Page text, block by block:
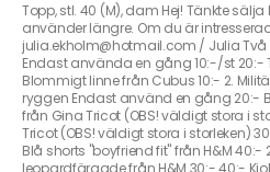
Topp, stl. 40 (M), dam Hej! Tänkte
använder längre. Om du är
julia.ekholm@hotmail.com / Julia
Endast använda en gång 10:-/st 20:-
Blommigt linne från Cubus 10:- 2.
ryggen Endast använd en gång 20:-
från Gina Tricot (OBS! väldigt stora i
Tricot (OBS! väldigt stora i storleken)
Blå shorts "boyfriend fit" från H&M 40:-